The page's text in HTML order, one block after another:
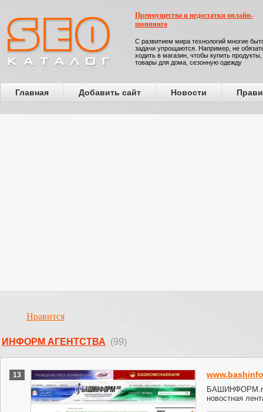
Преимущества и недостатки онлайн-
шоппинга
С развитием мира технологий многие
задачи упрощаются. Например, не
ходить в магазин, чтобы купить продукты,
товары для дома, сезонную одежду
Главная Добавить сайт Новости
Нравится
ИНФОРМ АГЕНТСТВА (99)
13
новостная